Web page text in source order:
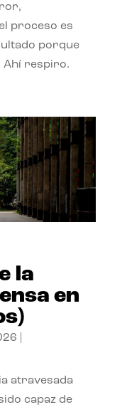
proceso es
porque
Ahí respiro.
la
en
atravesada
capaz de